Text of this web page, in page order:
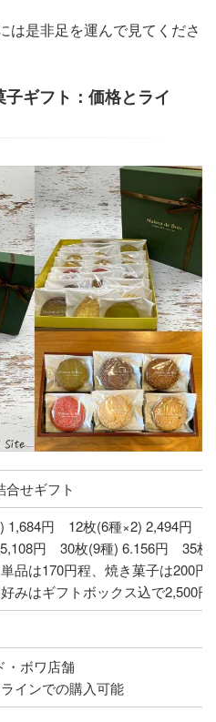
は是非足を運んで見てくださ
ギフト：価格とライ
合せギフト
1,684円 12枚(6種×2) 2,494円
円 30枚(9種) 6.156円 35枚
品は170円程、焼き菓子は200円
みはギフトボックス込で2,500
・ボワ店舗
インでの購入可能